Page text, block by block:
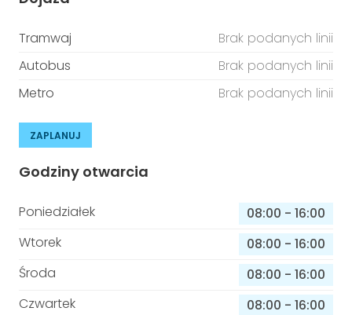
Tramwaj
Brak podanych linii
Autobus
Brak podanych linii
Metro
Brak podanych linii
ZAPLANUJ
Godziny otwarcia
Poniedziałek 08:00 - 16:00
Wtorek
08:00 - 16:00
Środa
08:00 - 16:00
Czwartek
08:00 - 16:00